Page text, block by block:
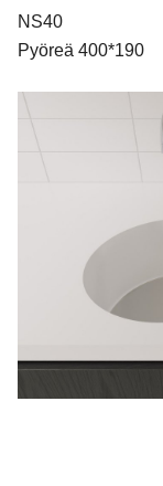
NS40
Pyöreä 400*190